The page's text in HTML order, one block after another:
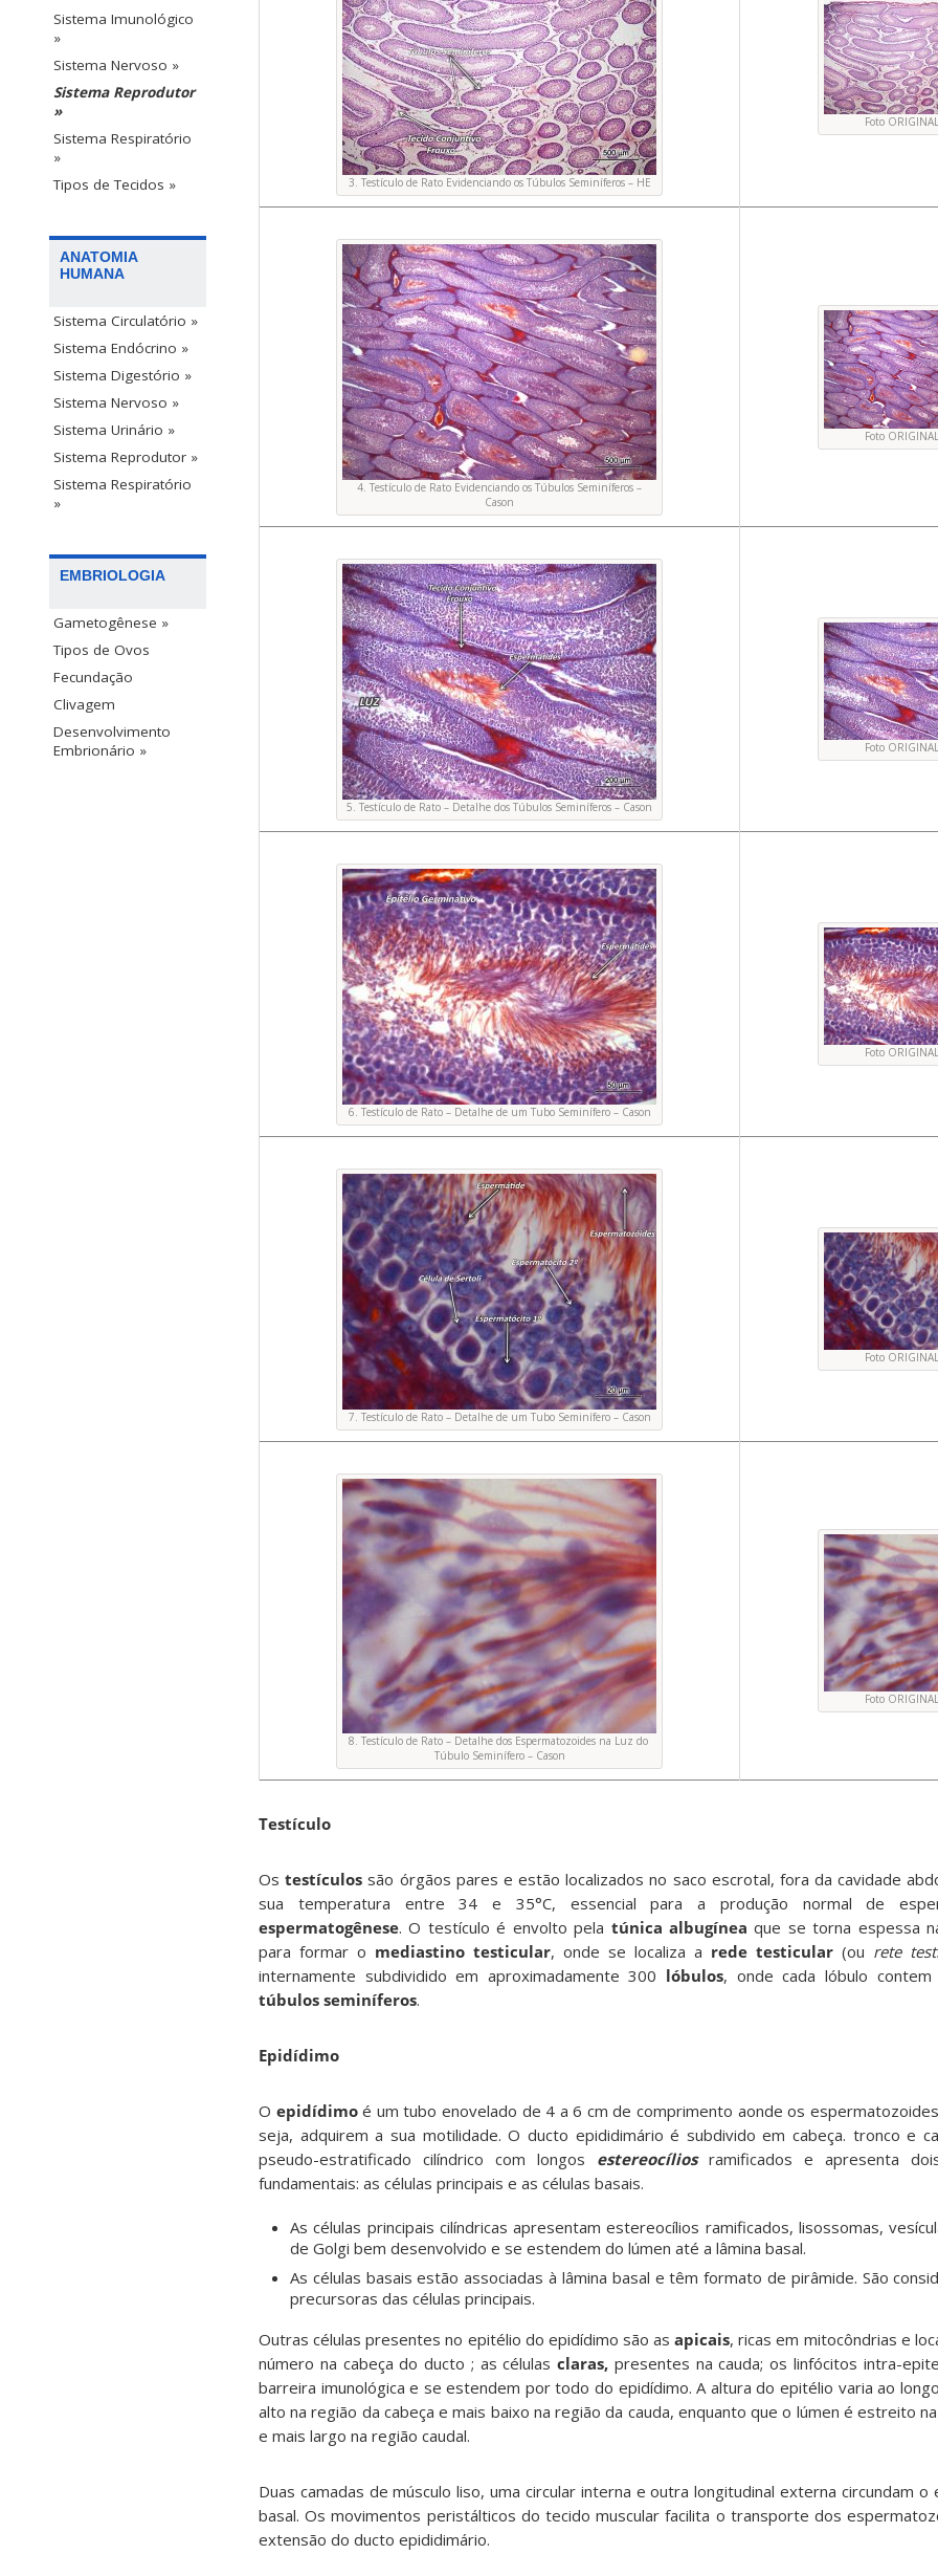
Sistema Imunológico
»
Sistema Nervoso »
Sistema Reprodutor
»
Sistema Respiratório
»
Tipos de Tecidos »
ANATOMIA
HUMANA
Sistema Circulatório »
Sistema Endócrino »
Sistema Digestório »
Sistema Nervoso »
Sistema Urinário »
Sistema Reprodutor »
Sistema Respiratório
»
EMBRIOLOGIA
Gametogênese »
Tipos de Ovos
Fecundação
Clivagem
Desenvolvimento
Embrionário »
3. Testículo de Rato Evidenciando os Túbulos Seminíferos – HE
Foto ORIGINAL
4. Testículo de Rato Evidenciando os Túbulos Seminíferos –
Cason
Foto ORIGINAL
5. Testículo de Rato – Detalhe dos Túbulos Seminíferos – Cason
Foto ORIGINAL
6. Testículo de Rato – Detalhe de um Tubo Seminífero – Cason
Foto ORIGINAL
7. Testículo de Rato – Detalhe de um Tubo Seminífero – Cason
Foto ORIGINAL
8. Testículo de Rato – Detalhe dos Espermatozoides na Luz do
Túbulo Seminífero – Cason
Foto ORIGINAL
Testículo
Ostestículos são órgãos pares e estão localizados no saco escrotal, fora da cavidade
sua temperatura entre 34 e 35°C, essencial para a produção normal de
espermatogênese. O testículo é envolto pela túnica albugínea que se torna espessa
para formar o mediastino testicular, onde se localiza a rede testicular (ou rete
internamente subdividido em aproximadamente 300 lóbulos, onde cada lóbulo
túbulos seminíferos.
Epidídimo
O epidídimoé um tubo enovelado de 4 a 6 cm de comprimento aonde os
seja, adquirem a sua motilidade. O ducto epididimário é subdivido em cabeça. tronco e
pseudo-estratificado cilíndrico com longos estereocíliosramificados e apresenta
fundamentais: as células principais e as células basais.
As células principais cilíndricas apresentam estereocílios ramificados, lisossomas,
de Golgi bem desenvolvido e se estendem do lúmen até a lâmina basal.
As células basais estão associadas à lâmina basal e têm formato de pirâmide. São
precursoras das células principais.
Outras células presentes no epitélio do epidídimo são asapicais, ricas em mitocôndrias e
número na cabeça do ducto ; as células claras, presentes na cauda; os linfócitos intra-
barreira imunológica e se estendem por todo do epidídimo. A altura do epitélio varia ao
alto na região da cabeça e mais baixo na região da cauda, enquanto que o lúmen é estreito
e mais largo na região caudal.
Duas camadas de músculo liso, uma circular interna e outra longitudinal externa circundam o
basal. Os movimentos peristálticos do tecido muscular facilita o transporte dos
extensão do ducto epididimário.